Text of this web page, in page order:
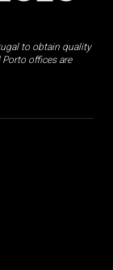
to obtain quality
offices are